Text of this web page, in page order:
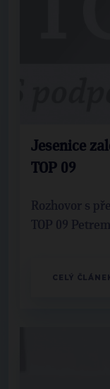
Jesenice
TOP 09
Rozhovor s
TOP 09
CELÝ